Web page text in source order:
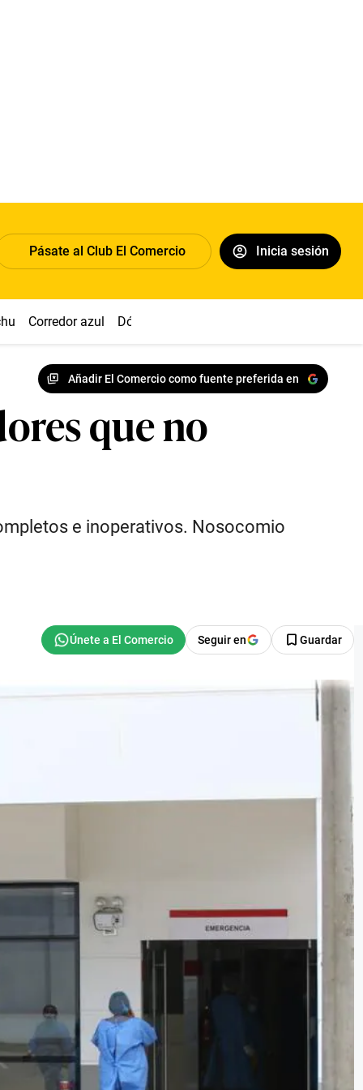
Pásate al Club El Comercio Inicia sesión
Corredor azul Dólar
Añadir El Comercio como fuente preferida en
que no
e inoperativos. Nosocomio
Seguir en Guardar